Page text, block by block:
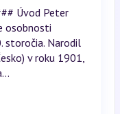
Úvod Peter
osobnosti
storočia. Narodil
v roku 1901,